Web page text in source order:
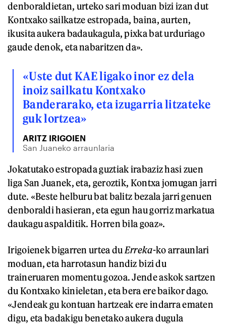
denboraldietan, urteko sari moduan bizi izan dut
Kontxako sailkatze estropada, baina, aurten,
ikusita aukera badaukagula, pixka bat urduriago
gaude denok, eta nabaritzen da».
«Uste dut KAE ligako inor ez dela
inoiz sailkatu Kontxako
Banderarako, eta izugarria litzateke
guk lortzea»
ARITZ IRIGOIEN
San Juaneko arraunlaria
Jokatutako estropada guztiak irabaziz hasi zuen
liga San Juanek, eta, geroztik, Kontxa jomugan jarri
dute. «Beste helburu bat balitz bezala jarri genuen
denboraldi hasieran, eta egun hau gorriz markatua
daukagu aspalditik. Horren bila goaz».
Irigoienek bigarren urtea du Erreka-ko arraunlari
moduan, eta harrotasun handiz bizi du
traineruaren momentu gozoa. Jende askok sartzen
du Kontxako kinieletan, eta bera ere baikor dago.
«Jendeak gu kontuan hartzeak ere indarra ematen
digu, eta badakigu benetako aukera dugula